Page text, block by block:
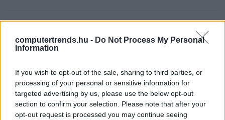
computertrends.hu - Do Not Process My Personal
Information
If you wish to opt-out of the sale, sharing to third parties, or
processing of your personal or sensitive information for
targeted advertising by us, please use the below opt-out
section to confirm your selection. Please note that after your
opt-out request is processed you may continue seeing
kutatásért és fejlesztésért felelő
termékigazgatója, akit a webMethods.io és a
kérdeztünk.